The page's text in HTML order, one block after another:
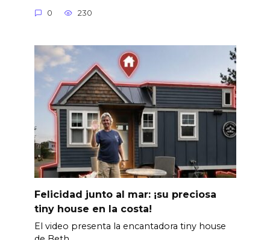
0 230
Felicidad junto al mar: ¡su preciosa
tiny house en la costa!
El video presenta la encantadora tiny house